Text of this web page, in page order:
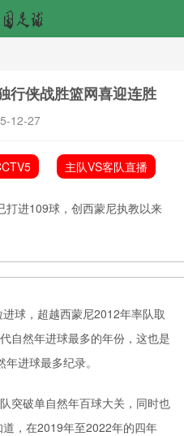
行侠战胜篮网喜迎连胜
12-27
主队VS客队直播
打进109球，创西蒙尼执教以来
球，超越西蒙尼2012年率队取
自然年进球最多的年份，这也是
进球最多纪录。
突破单自然年百球大关，同时也
，在2019年至2022年的四年